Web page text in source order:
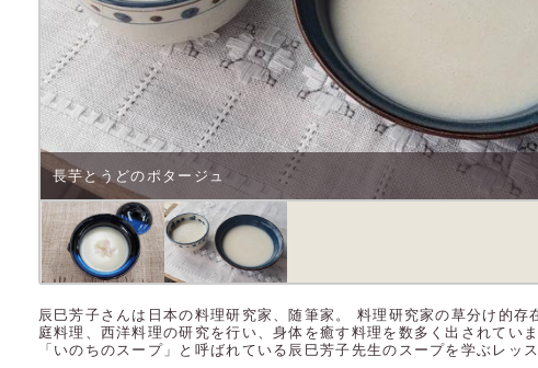
長芋とうどのポタージュ
辰巳芳子さんは日本の料理研究家、随筆家。 料理研究家の草分け的存
庭料理、西洋料理の研究を行い、身体を癒す料理を数多く出されていま
「いのちのスープ」と呼ばれている辰巳芳子先生のスープを学ぶレッス